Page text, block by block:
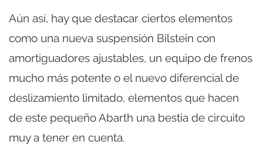
Aún así, hay que destacar ciertos elementos
como una nueva suspensión Bilstein con
amortiguadores ajustables, un equipo de frenos
mucho más potente o el nuevo diferencial de
deslizamiento limitado, elementos que hacen
de este pequeño Abarth una bestia de circuito
muy a tener en cuenta.